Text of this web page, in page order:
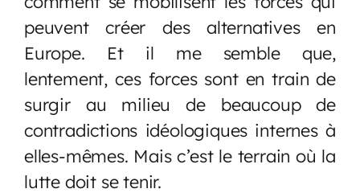
peuvent créer des alternatives en
Europe. Et il me semble que,
lentement, ces forces sont en train de
surgir au milieu de beaucoup de
contradictions idéologiques internes à
elles-mêmes. Mais c’est le terrain où la
lutte doit se tenir.